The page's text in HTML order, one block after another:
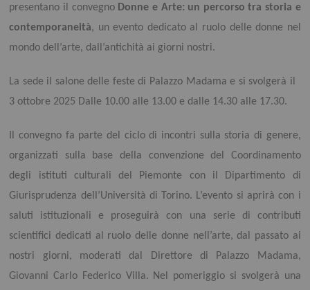
presentano il convegno Donne e Arte: un percorso tra storia e
contemporaneità, un evento dedicato al ruolo delle donne nel
mondo dell’arte, dall’antichità ai giorni nostri.
La sede il salone delle feste di Palazzo Madama e si svolgerà il
3 ottobre 2025 Dalle 10.00 alle 13.00 e dalle 14.30 alle 17.30.
Il convegno fa parte del ciclo di incontri sulla storia di genere,
organizzati sulla base della convenzione del Coordinamento
degli istituti culturali del Piemonte con il Dipartimento di
Giurisprudenza dell’Università di Torino. L’evento si aprirà con i
saluti istituzionali e proseguirà con una serie di contributi
scientifici dedicati al ruolo delle donne nell’arte, dal passato ai
nostri giorni, moderati dal Direttore di Palazzo Madama,
Giovanni Carlo Federico Villa. Nel pomeriggio si svolgerà una